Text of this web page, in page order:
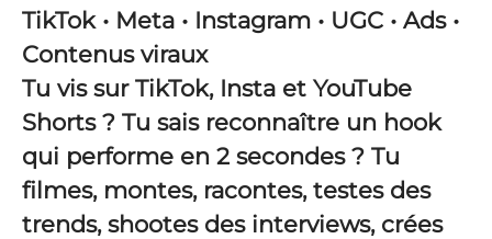
TikTok • Meta • Instagram • UGC • Ads •
Contenus viraux
Tu vis sur TikTok, Insta et YouTube
Shorts ? Tu sais reconnaître un hook
qui performe en 2 secondes ? Tu
filmes, montes, racontes, testes des
trends, shootes des interviews, crées